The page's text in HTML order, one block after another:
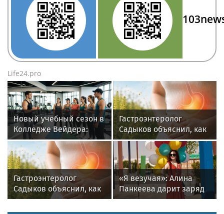
Life24.pro
Новый учебный сезон в
Колледже Вейдера:
стартовали очные
программы подготовки
фитнес-тренеров и
специалистов
индустрии здоровья
Гастроэнтеролог
Садыков объяснил, как
амброзия может влиять
на ЖКТ
Гастроэнтеролог
Садыков объяснил, как
амброзия может влиять
«Я везучая»: Алина
Панкеева дарит заряд
уверенности в новом